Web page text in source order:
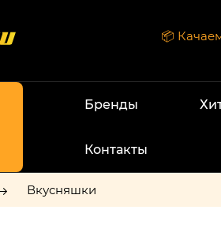
📦
Бренды
Контакты
Вкусняшки